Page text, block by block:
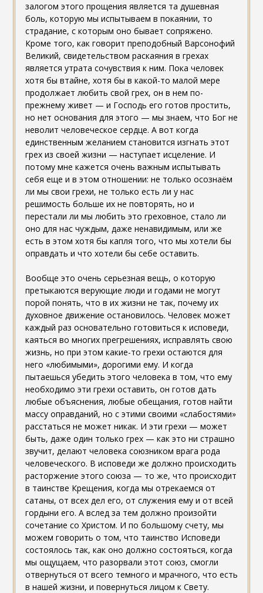
залогом этого прощения является та душевная
боль, которую мы испытываем в покаянии, то
страдание, с которым оно бывает сопряжено.
Кроме того, как говорит преподобный Варсонофий
Великий, свидетельством раскаяния в грехах
является утрата сочувствия к ним. Пока человек
хотя бы втайне, хотя бы в какой-то малой мере
продолжает любить свой грех, он в нем по-
прежнему живет — и Господь его готов простить,
но нет основания для этого — мы знаем, что Бог не
неволит человеческое сердце. А вот когда
единственным желанием становится изгнать этот
грех из своей жизни — наступает исцеление. И
потому мне кажется очень важным испытывать
себя еще и в этом отношении: не только осознаём
ли мы свои грехи, не только есть ли у нас
решимость больше их не повторять, но и
перестали ли мы любить это греховное, стало ли
оно для нас чуждым, даже ненавидимым, или же
есть в этом хотя бы капля того, что мы хотели бы
оправдать и что хотели бы себе оставить.
Вообще это очень серьезная вещь, о которую
претыкаются верующие люди и годами не могут
порой понять, что в их жизни не так, почему их
духовное движение остановилось. Человек может
каждый раз основательно готовиться к исповеди,
каяться во многих прегрешениях, исправлять свою
жизнь, но при этом какие-то грехи остаются для
него «любимыми», дорогими ему. И когда
пытаешься убедить этого человека в том, что ему
необходимо эти грехи оставить, он готов дать
любые объяснения, любые обещания, готов найти
массу оправданий, но с этими своими «слабостями»
расстаться не может никак. И эти грехи — может
быть, даже один только грех — как это ни страшно
звучит, делают человека союзником врага рода
человеческого. В исповеди же должно происходить
расторжение этого союза — то же, что происходит
в таинстве Крещения, когда мы отрекаемся от
сатаны, от всех дел его, от служения ему и от всей
гордыни его. А вслед за тем должно произойти
сочетание со Христом. И по большому счету, мы
можем говорить о том, что таинство Исповеди
состоялось так, как оно должно состояться, когда
мы ощущаем, что разорвали этот союз, смогли
отвернуться от всего темного и мрачного, что есть
в нашей жизни, и повернуться лицом к Свету.